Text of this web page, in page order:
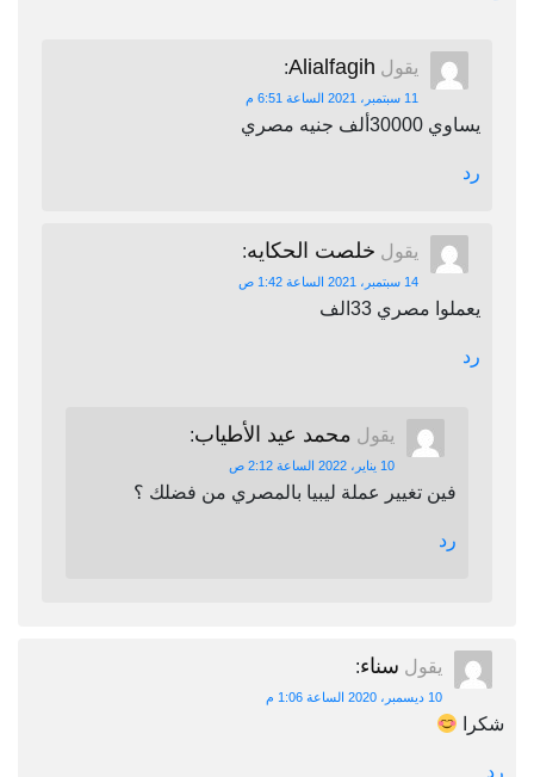
يقول Alialfagih
:
11 سبتمبر، 2021 الساعة 6:51 م
يساوي 30000ألف جنيه مصري
رد
يقول خلصت الحكايه:
14 سبتمبر، 2021 الساعة 1:42 ص
يعملوا مصري 33الف
رد
يقول محمد عيد الأطياب:
10 يناير، 2022 الساعة 2:12 ص
فين تغيير عملة ليبيا بالمصري من فضلك ؟
رد
يقول سناء:
10 ديسمبر، 2020 الساعة 1:06 م
شكرا
رد